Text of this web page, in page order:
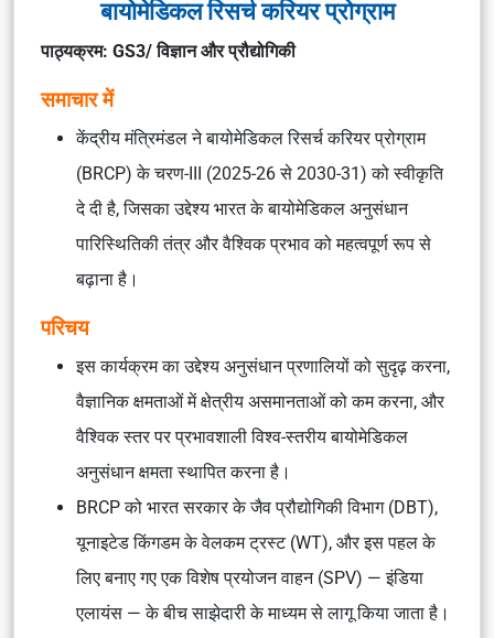
बायोमेडिकल रिसर्च करियर प्रोग्राम
पाठ्यक्रम: GS3/ विज्ञान और प्रौद्योगिकी
समाचार में
केंद्रीय मंत्रिमंडल ने बायोमेडिकल रिसर्च करियर प्रोग्राम
(BRCP) के चरण-III (2025-26 से 2030-31) को स्वीकृति
दे दी है, जिसका उद्देश्य भारत के बायोमेडिकल अनुसंधान
पारिस्थितिकी तंत्र और वैश्विक प्रभाव को महत्वपूर्ण रूप से
बढ़ाना है।
परिचय
इस कार्यक्रम का उद्देश्य अनुसंधान प्रणालियों को सुदृढ़ करना,
वैज्ञानिक क्षमताओं में क्षेत्रीय असमानताओं को कम करना, और
वैश्विक स्तर पर प्रभावशाली विश्व-स्तरीय बायोमेडिकल
अनुसंधान क्षमता स्थापित करना है।
BRCP को भारत सरकार के जैव प्रौद्योगिकी विभाग (DBT),
यूनाइटेड किंगडम के वेलकम ट्रस्ट (WT), और इस पहल के
लिए बनाए गए एक विशेष प्रयोजन वाहन (SPV) — इंडिया
एलायंस — के बीच साझेदारी के माध्यम से लागू किया जाता है।